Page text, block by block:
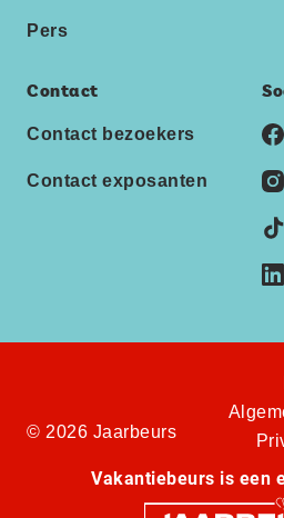
Pers
Contact
Contact bezoekers
Contact exposanten
© 2026 Jaarbeurs
Vakantiebeurs is een